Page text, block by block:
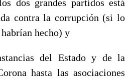
dos grandes partidos está
contra la corrupción (si lo
hecho) y
del Estado y de la
hasta las asociaciones